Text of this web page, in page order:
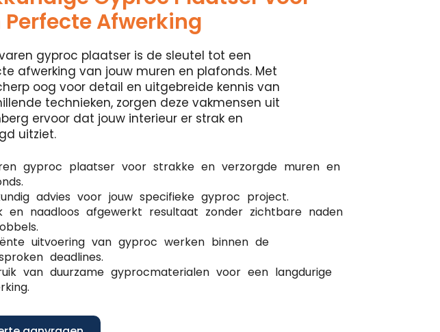
Perfecte Afwerking
gyproc plaatser is de sleutel tot een
afwerking van jouw muren en plafonds. Met
oog voor detail en uitgebreide kennis van
technieken, zorgen deze vakmensen uit
ervoor dat jouw interieur er strak en
uitziet.
gyproc plaatser voor strakke en verzorgde muren en
advies voor jouw specifieke gyproc project.
en naadloos afgewerkt resultaat zonder zichtbare naden
uitvoering van gyproc werken binnen de
deadlines.
van duurzame gyprocmaterialen voor een langdurige